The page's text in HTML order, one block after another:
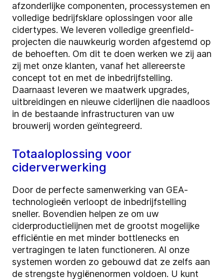
afzonderlijke componenten, processystemen en
volledige bedrijfsklare oplossingen voor alle
cidertypes. We leveren volledige greenfield-
projecten die nauwkeurig worden afgestemd op
de behoeften. Om dit te doen werken we zij aan
zij met onze klanten, vanaf het allereerste
concept tot en met de inbedrijfstelling.
Daarnaast leveren we maatwerk upgrades,
uitbreidingen en nieuwe ciderlijnen die naadloos
in de bestaande infrastructuren van uw
brouwerij worden geïntegreerd.
Totaaloplossing voor
ciderverwerking
Door de perfecte samenwerking van GEA-
technologieën verloopt de inbedrijfstelling
sneller. Bovendien helpen ze om uw
ciderproductielijnen met de grootst mogelijke
efficiëntie en met minder bottlenecks en
vertragingen te laten functioneren. Al onze
systemen worden zo gebouwd dat ze zelfs aan
de strengste hygiënenormen voldoen. U kunt